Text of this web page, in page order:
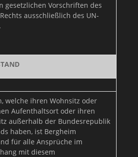
gesetzlichen Vorschriften des
ausschließlich des UN-
welche ihren Wohnsitz oder
Aufenthaltsort oder ihren
außerhalb der Bundesrepublik
haben, ist Bergheim
für alle Ansprüche im
mit diesem